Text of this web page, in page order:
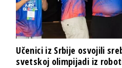
Učenici iz Srbije osvojili
svetskoj olimpijadi iz